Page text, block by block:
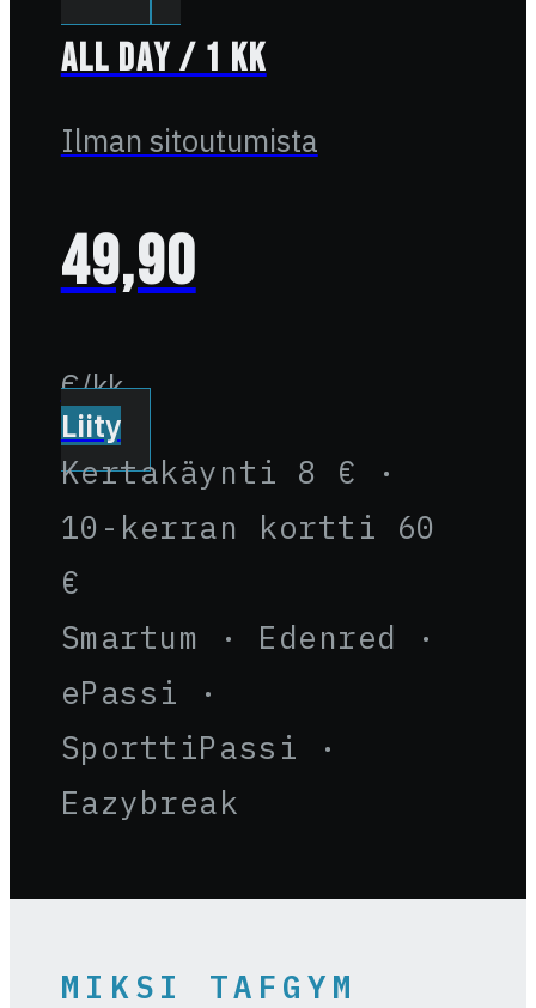
All Day / 1 kk
Ilman sitoutumista
49,90
€/kk
Liity
Kertakäynti 8 € ·
10-kerran kortti 60
€
Smartum · Edenred ·
ePassi ·
SporttiPassi ·
Eazybreak
MIKSI TAFGYM